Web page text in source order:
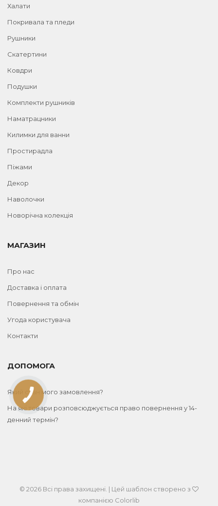
Халати
Покривала та пледи
Рушники
Скатертини
Ковдри
Подушки
Комплекти рушників
Наматрацники
Килимки для ванни
Простирадла
Піжами
Декор
Наволочки
Новорічна колекція
МАГАЗИН
Про нас
Доставка і оплата
Повернення та обмін
Угода користувача
Контакти
ДОПОМОГА
Який стан мого замовлення?
На які товари розповсюджується право повернення у 14-
денний термін?
© 2026 Всі права захищені. | Цей шаблон створено з
компанією Colorlib
КНОПКА
ЗВ'ЯЗКУ